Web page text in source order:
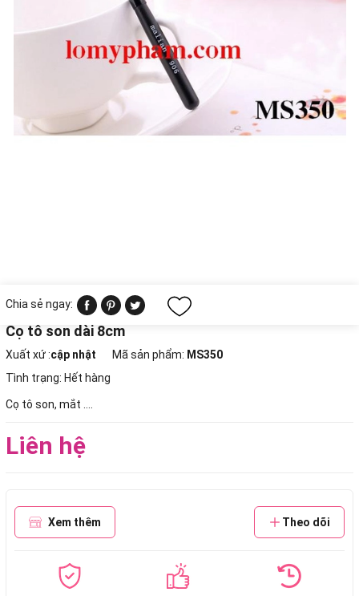
Chia sẻ ngay:
Cọ tô son dài 8cm
Xuất xứ :cập nhật Mã sản phẩm: MS350
Tình trạng: Hết hàng
Cọ tô son, mắt ....
Liên hệ
Xem thêm Theo dõi